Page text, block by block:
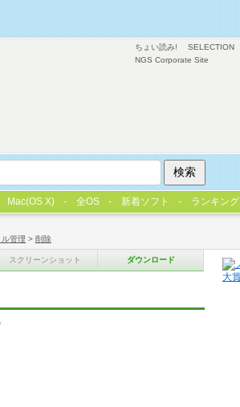
ル管理 > 削除
スクリーンショット ダウンロード
ちょい読み! SELECTION
NGS Corporate Site
Mac(OS X) 全OS 新着ソフト ランキング